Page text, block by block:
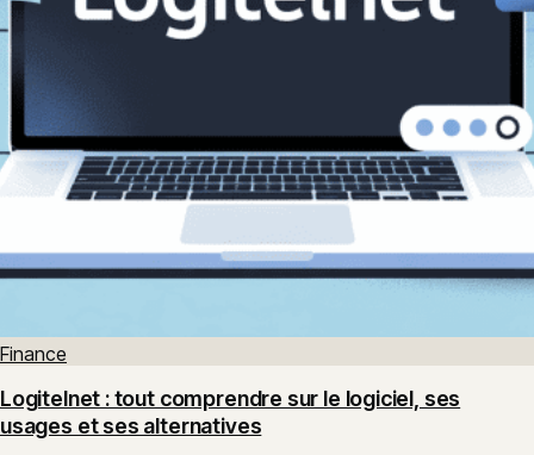
Finance
Logitelnet : tout comprendre sur le logiciel, ses
usages et ses alternatives